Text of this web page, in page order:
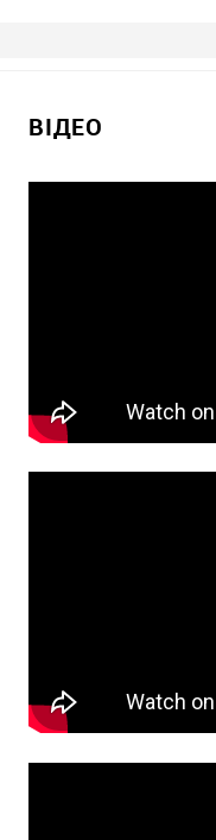
ВІДЕО